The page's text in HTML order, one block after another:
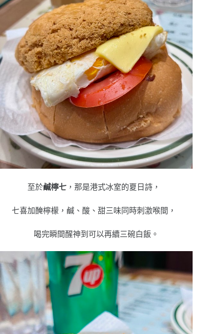
至於鹹檸七 ，那是港式冰室的夏日詩，
七喜加醃檸檬，鹹、酸、甜三味同時刺激喉間，
喝完瞬間醒神到可以再續三碗白飯。